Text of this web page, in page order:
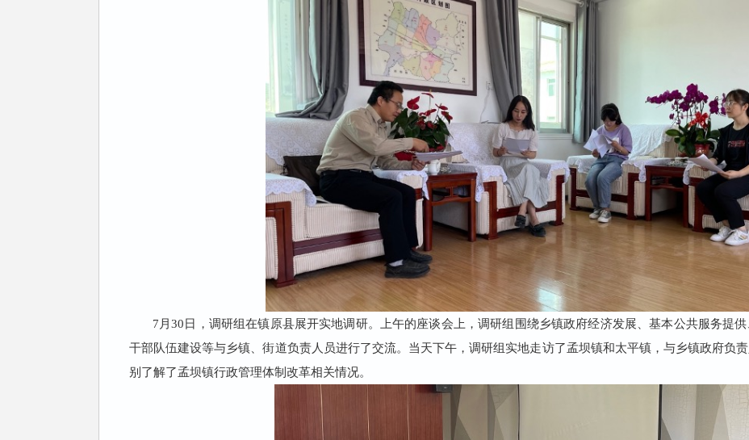
7 月30 日，调研组在镇原县展开实地调研。上午的座谈会上，调研组围绕乡镇政府经济发展、基本公共服务提
干部队伍建设等与乡镇、街道负责人员进行了交流。当天下午，调研组实地走访了孟坝镇和太平镇，与乡镇政府负
别了解了孟坝镇行政管理体制改革相关情况。